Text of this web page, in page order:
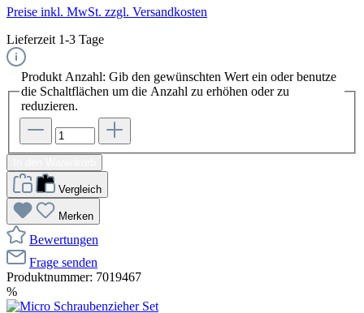
Preise inkl. MwSt. zzgl. Versandkosten
Lieferzeit 1-3 Tage
Produkt Anzahl: Gib den gewünschten Wert ein oder benutze
die Schaltflächen um die Anzahl zu erhöhen oder zu
reduzieren.
Vergleich
Merken
Bewertungen
Frage senden
Produktnummer: 7019467
%